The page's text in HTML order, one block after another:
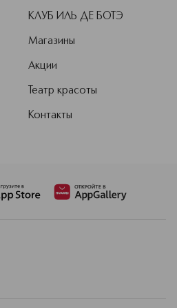
КЛУБ ИЛЬ ДЕ БОТЭ
Магазины
Акции
Театр красоты
Контакты